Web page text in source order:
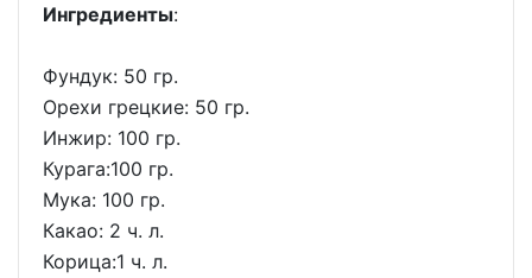
Ингредиенты:
Фундук: 50 гр.
Орехи грецкие: 50 гр.
Инжир: 100 гр.
Курага:100 гр.
Мука: 100 гр.
Какао: 2 ч. л.
Корица:1 ч. л.